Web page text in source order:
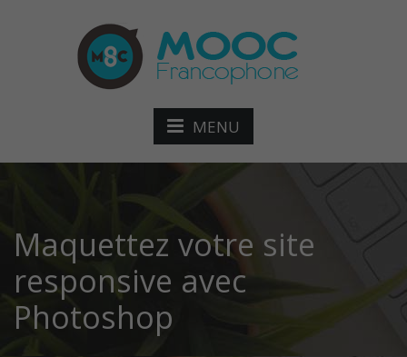
MENU
Maquettez votre site
responsive avec
Photoshop